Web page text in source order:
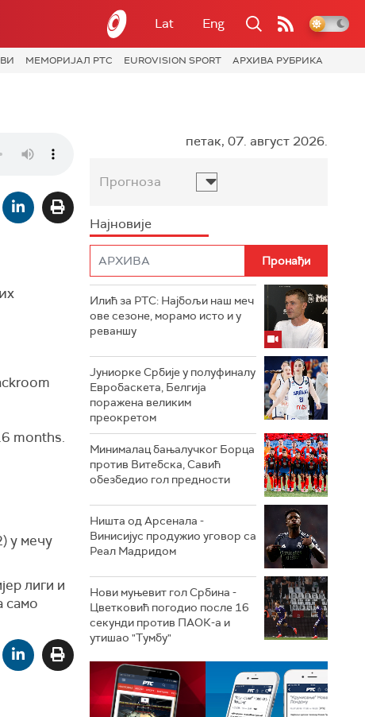
Lat Eng
МЕМОРИЈАЛ РТС EUROVISION SPORT АРХИВА РУБРИКА
months.
у мечу
лиги и
само
петак, 07. август 2026.
Прогноза
Најновије
Илић за РТС: Најбољи наш меч
ове сезоне, морамо исто и у
реваншу
Јуниорке Србије у полуфиналу
Евробаскета, Белгија
поражена великим
преокретом
Минималац бањалучког Борца
против Витебска, Савић
обезбедио гол предности
Ништа од Арсенала -
Винисијус продужио уговор са
Реал Мадридом
Нови муњевит гол Србина -
Цветковић погодио после 16
секунди против ПАОК-а и
утишао "Тумбу"